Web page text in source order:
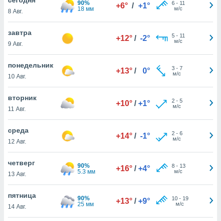
действия
на веб-
основе.
нашей
cookie
в
ВЫ
8 Авг.
90%
18 мм
+6° / +1° 6- 11
м/с
завтра
9 Авг.
+12° / -2° 5- 11
м/с
понедельник
10 Авг.
+13° / 0° 3- 7
м/с
вторник
11 Авг.
+10° / +1° 2- 5
м/с
среда
12 Авг.
+14° / -1° 2- 6
м/с
четверг
13 Авг.
90%
5.3 мм
+16° / +4° 8- 13
м/с
пятница
14 Авг.
90%
25 мм
+13° / +9° 10- 19
м/с